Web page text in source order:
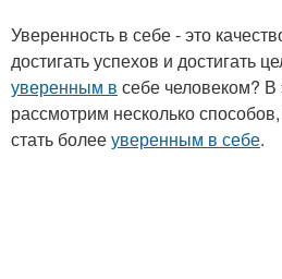
Уверенность в себе - это
достигать успехов и достигать
уверенным в себе человеком? В
рассмотрим несколько
стать болееуверенным в себе.